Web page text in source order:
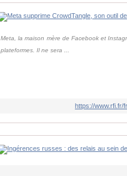
Meta, la maison mère de Facebook et
plateformes. Il ne sera ...
https://www.rfi.fr/